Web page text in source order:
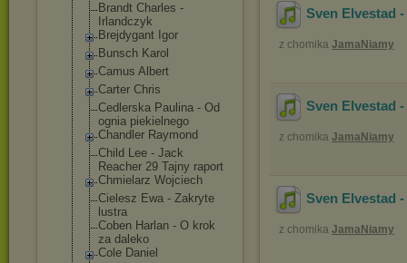
Brandt Charles -
Irlandczyk
Brejdygant Igor
Bunsch Karol
Camus Albert
Carter Chris
Cedlerska Paulina - Od
ognia piekielnego
Chandler Raymond
Child Lee - Jack
Reacher 29 Tajny raport
Chmielarz Wojciech
Cielesz Ewa - Zakryte
lustra
Coben Harlan - O krok
za daleko
Cole Daniel
Sven Elvestad
z chomika JamaNiamy
Sven Elvestad
z chomika JamaNiamy
Sven Elvestad
z chomika JamaNiamy